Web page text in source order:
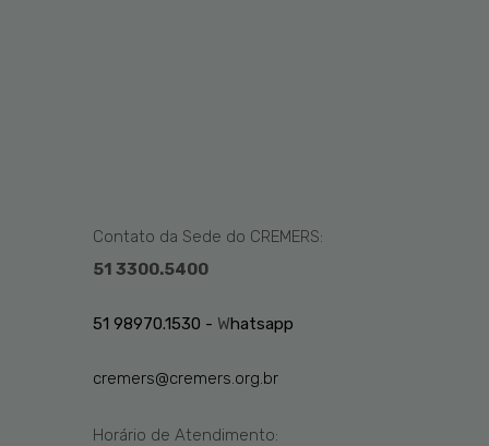
Contato da Sede do CREMERS:
51 3300.5400
51 98970.1530 - Whatsapp
cremers@cremers.org.br
Horário de Atendimento: